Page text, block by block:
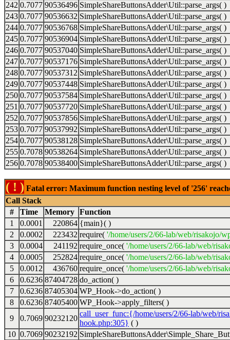
242 0.7077 90536496 SimpleShareButtonsAdder\Util::parse_args( )
243 0.7077 90536632 SimpleShareButtonsAdder\Util::parse_args( )
244 0.7077 90536768 SimpleShareButtonsAdder\Util::parse_args( )
245 0.7077 90536904 SimpleShareButtonsAdder\Util::parse_args( )
246 0.7077 90537040 SimpleShareButtonsAdder\Util::parse_args( )
247 0.7077 90537176 SimpleShareButtonsAdder\Util::parse_args( )
248 0.7077 90537312 SimpleShareButtonsAdder\Util::parse_args( )
249 0.7077 90537448 SimpleShareButtonsAdder\Util::parse_args( )
250 0.7077 90537584 SimpleShareButtonsAdder\Util::parse_args( )
251 0.7077 90537720 SimpleShareButtonsAdder\Util::parse_args( )
252 0.7077 90537856 SimpleShareButtonsAdder\Util::parse_args( )
253 0.7077 90537992 SimpleShareButtonsAdder\Util::parse_args( )
254 0.7077 90538128 SimpleShareButtonsAdder\Util::parse_args( )
255 0.7078 90538264 SimpleShareButtonsAdder\Util::parse_args( )
256 0.7078 90538400 SimpleShareButtonsAdder\Util::parse_args( )
( ! ) Fatal error: Maximum function nesting level of '256'
Call Stack
#
Time Memory Function
1
0.0001 220864 {main}( )
2
0.0002 223432 require( '/home/users/2/66-lab/web/risakojo/
3
0.0004 241192 require_once( '/home/users/2/66-lab/web/
4
0.0005 252824 require_once( '/home/users/2/66-lab/web/
5
0.0012 436760 require_once( '/home/users/2/66-lab/web/
6
0.6236 87404728 do_action( )
7
0.6236 87405304 WP_Hook->do_action( )
8
0.6236 87405400 WP_Hook->apply_filters( )
9
0.7069 90232120
call_user_func:{/home/users/2/66-lab/web/
hook.php:305} ( )
10 0.7069 90232192